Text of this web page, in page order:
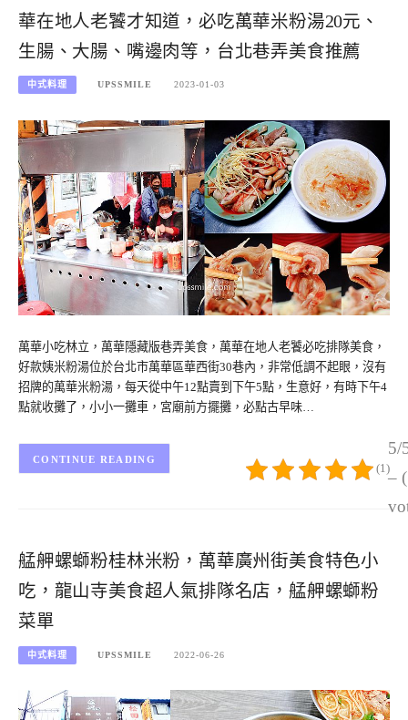
華在地人老饕才知道，必吃萬華米粉湯20元、
生腸、大腸、嘴邊肉等，台北巷弄美食推薦
中式料理 UPSSMILE 2023-01-03
萬華小吃林立，萬華隱藏版巷弄美食，萬華在地人老饕必吃排隊美食，
好款姨米粉湯位於台北市萬華區華西街30巷內，非常低調不起眼，沒有
招牌的萬華米粉湯，每天從中午12點賣到下午5點，生意好，有時下午4
點就收攤了，小小一攤車，宮廟前方擺攤，必點古早味…
5/
–
(1)
CONTINUE READING
艋舺螺螄粉桂林米粉，萬華廣州街美食特色小
吃，龍山寺美食超人氣排隊名店，艋舺螺螄粉
菜單
中式料理 UPSSMILE 2022-06-26